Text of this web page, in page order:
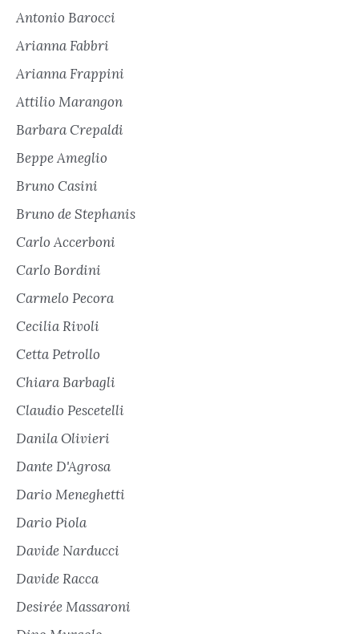
Antonio Barocci
Arianna Fabbri
Arianna Frappini
Attilio Marangon
Barbara Crepaldi
Beppe Ameglio
Bruno Casini
Bruno de Stephanis
Carlo Accerboni
Carlo Bordini
Carmelo Pecora
Cecilia Rivoli
Cetta Petrollo
Chiara Barbagli
Claudio Pescetelli
Danila Olivieri
Dante D'Agrosa
Dario Meneghetti
Dario Piola
Davide Narducci
Davide Racca
Desirée Massaroni